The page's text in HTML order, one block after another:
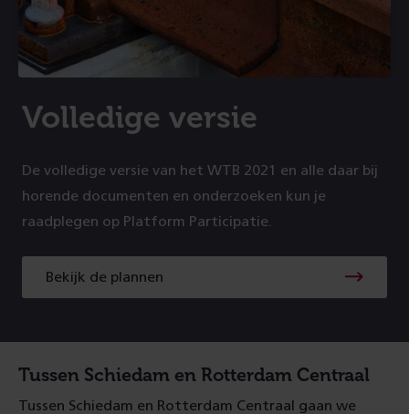
Volledige versie
De volledige versie van het WTB 2021 en alle daar bij
horende documenten en onderzoeken kun je
raadplegen op Platform Participatie.
Bekijk de plannen
Tussen Schiedam en Rotterdam Centraal
Tussen Schiedam en Rotterdam Centraal gaan we